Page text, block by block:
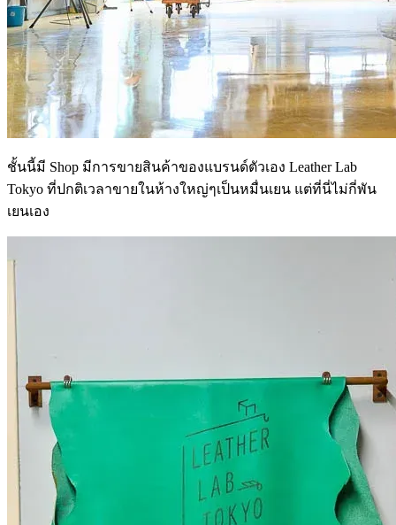
ชั้นนี้มี Shop มีการขายสินค้าของแบรนด์ตัวเอง Leather Lab
Tokyo ที่ปกติเวลาขายในห้างใหญ่ๆเป็นหมื่นเยน แต่ที่นี่ไม่กี่พัน
เยนเอง